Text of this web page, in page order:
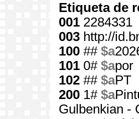
Etiqueta de
001 2284331
003 http://
100 ## $a
101 0# $apor
102 ## $aPT
200 1# $a
Gulbenkian -